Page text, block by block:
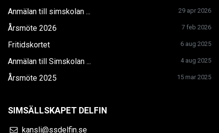
Anmälan till simskolan ... 29 apr 2026
Årsmöte 2026 7 feb 2026
Fritidskortet 6 aug 2025
Anmälan till Simskolan ... 4 aug 2025
Årsmöte 2025 15 mar 2025
SIMSÄLLSKAPET DELFIN
kansli@ssdelfin.se